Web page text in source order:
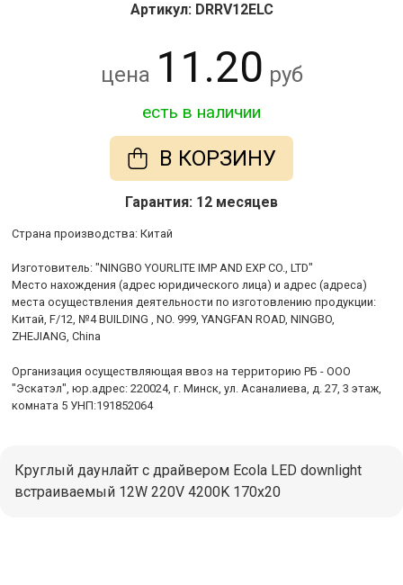
Артикул: DRRV12ELC
цена 11.20 руб
есть в наличии
В КОРЗИНУ
Гарантия: 12 месяцев
Cтрана производства: Китай
Изготовитель: "NINGBO YOURLITE IMP AND EXP CO., LTD"
Место нахождения (адрес юридического лица) и адрес (адреса)
места осуществления деятельности по изготовлению продукции:
Китай, F/12, №4 BUILDING , NO. 999, YANGFAN ROAD, NINGBO,
ZHEJIANG, China
Организация осуществляющая ввоз на территорию РБ - ООО
"Эскатэл", юр.адрес: 220024, г. Минск, ул. Асаналиева, д. 27, 3 этаж,
комната 5 УНП:191852064
Круглый даунлайт с драйвером Ecola LED downlight
встраиваемый 12W 220V 4200K 170x20